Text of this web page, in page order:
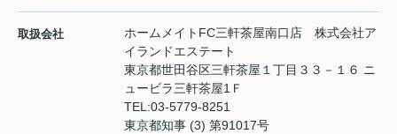
取扱会社
ホームメイトFC三軒茶屋南口店 株式会社ア
イランドエステート
東京都世田谷区三軒茶屋１丁目３３－１６ ニ
ュービラ三軒茶屋1Ｆ
TEL:03-5779-8251
東京都知事 (3) 第91017号